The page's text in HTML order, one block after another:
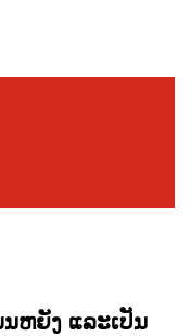
ຫຍັງ ແລະເປັນ